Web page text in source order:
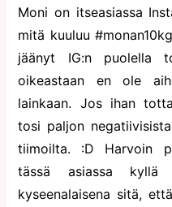
Moni on itseasiassa
mitä kuuluu
jäänyt IG:n puolella
oikeastaan en ole
lainkaan. Jos ihan
tosi paljon
tiimoilta. :D Harvoin
tässä asiassa
kyseenalaisena sitä,